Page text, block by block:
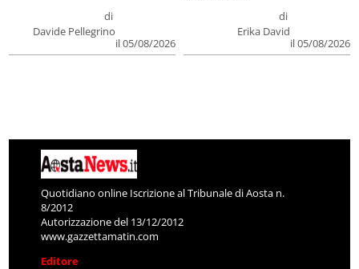
di
Davide Pellegrino
il 05/08/2026
di
Erika David
il 05/08/2026
Quotidiano online Iscrizione al Tribunale di Aosta n.
8/2012
Autorizzazione del 13/12/2012
www.gazzettamatin.com
Editore